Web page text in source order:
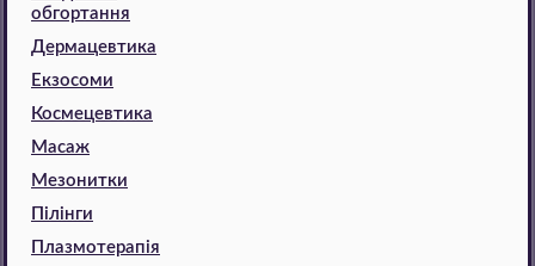
обгортання
Дермацевтика
Екзосоми
Космецевтика
Масаж
Мезонитки
Пілінги
Плазмотерапія